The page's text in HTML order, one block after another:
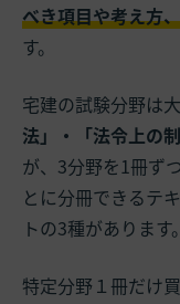
べき項目や考え方
す。
宅建の試験分野は
法」・「法令上の制
が、3分野を1冊ず
とに分冊できるテ
トの3種があります。
特定分野１冊だけ